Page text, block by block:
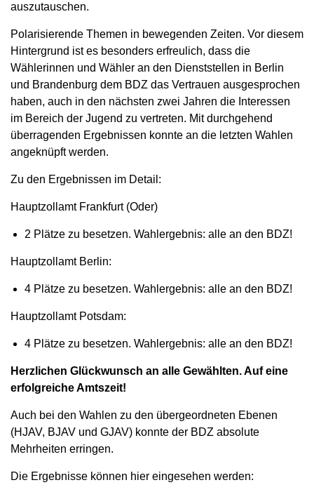
auszutauschen.
Polarisierende Themen in bewegenden Zeiten. Vor diesem
Hintergrund ist es besonders erfreulich, dass die
Wählerinnen und Wähler an den Dienststellen in Berlin
und Brandenburg dem BDZ das Vertrauen ausgesprochen
haben, auch in den nächsten zwei Jahren die Interessen
im Bereich der Jugend zu vertreten. Mit durchgehend
überragenden Ergebnissen konnte an die letzten Wahlen
angeknüpft werden.
Zu den Ergebnissen im Detail:
Hauptzollamt Frankfurt (Oder)
2 Plätze zu besetzen. Wahlergebnis: alle an den BDZ!
Hauptzollamt Berlin:
4 Plätze zu besetzen. Wahlergebnis: alle an den BDZ!
Hauptzollamt Potsdam:
4 Plätze zu besetzen. Wahlergebnis: alle an den BDZ!
Herzlichen Glückwunsch an alle Gewählten. Auf eine
erfolgreiche Amtszeit!
Auch bei den Wahlen zu den übergeordneten Ebenen
(HJAV, BJAV und GJAV) konnte der BDZ absolute
Mehrheiten erringen.
Die Ergebnisse können hier eingesehen werden: